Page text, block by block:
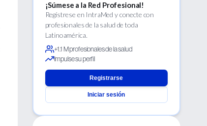
¡Súmese a la Red Profesional!
Regístrese en IntraMed y conecte con
profesionales de la salud de toda
Latinoamérica.
+1.1 M profesionales de la salud
Impulse su perfil
Registrarse
Iniciar sesión